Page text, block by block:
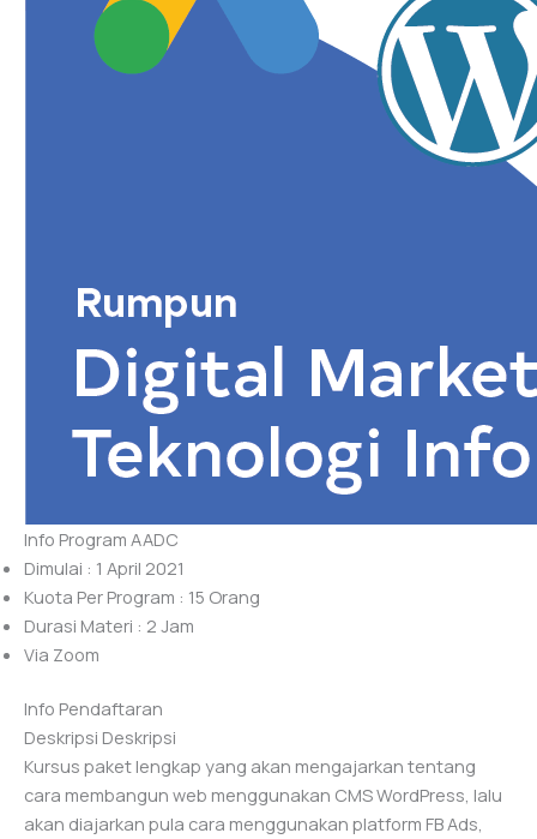
Info Program AADC
Dimulai : 1 April 2021
Kuota Per Program : 15 Orang
Durasi Materi : 2 Jam
Via Zoom
Info Pendaftaran
Deskripsi Deskripsi
Kursus paket lengkap yang akan mengajarkan tentang
cara membangun web menggunakan CMS WordPress, lalu
akan diajarkan pula cara menggunakan platform FB Ads,